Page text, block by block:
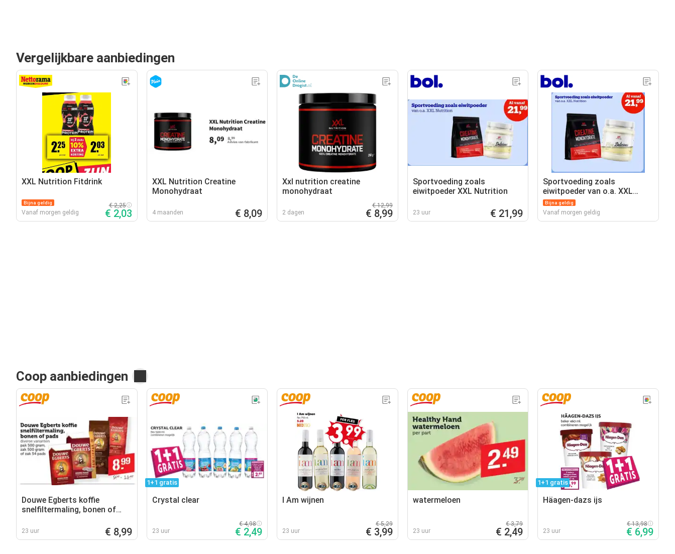
Vergelijkbare aanbiedingen
XXL Nutrition Fitdrink
Bijna geldig
Vanaf morgen geldig
€ 2,25
€ 2,03
XXL Nutrition Creatine
Monohydraat
4 maanden € 8,09
Xxl nutrition creatine
monohydraat
2 dagen
€ 12,99
€ 8,99
Sportvoeding zoals
eiwitpoeder XXL Nutrition
23 uur € 21,99
Sportvoeding zoals
eiwitpoeder van o.a. XXL
Nutrition
Bijna geldig
Vanaf morgen geldig
Coop aanbiedingen
Douwe Egberts koffie
snelfiltermaling, bonen of
23 uur € 8,99
1+1 gratis
Crystal clear
23 uur
€ 4,98
€ 2,49
I Am wijnen
23 uur
€ 5,29
€ 3,99
watermeloen
23 uur
€ 3,79
€ 2,49
1+1 gratis
Häagen-dazs ijs
23 uur
€ 13,98
€ 6,99